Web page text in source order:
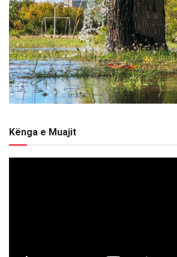
Kënga e Muajit